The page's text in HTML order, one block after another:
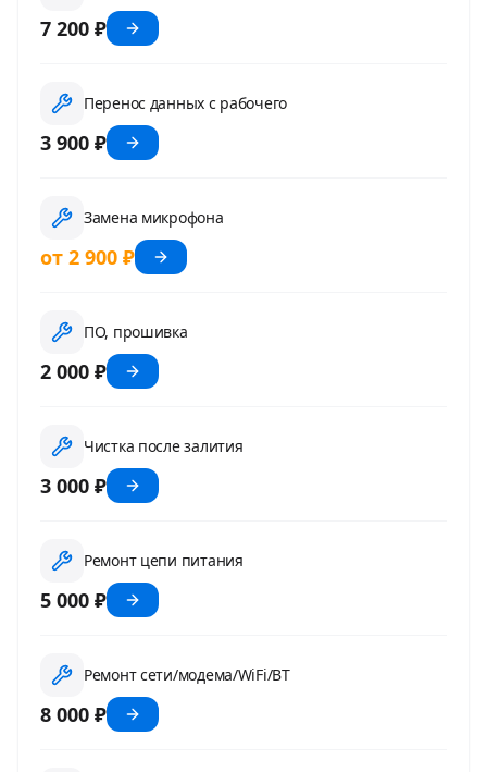
7 200 ₽
Перенос данных с рабочего
3 900 ₽
Замена микрофона
от 2 900 ₽
ПО, прошивка
2 000 ₽
Чистка после залития
3 000 ₽
Ремонт цепи питания
5 000 ₽
Ремонт сети/модема/WiFi/BT
8 000 ₽